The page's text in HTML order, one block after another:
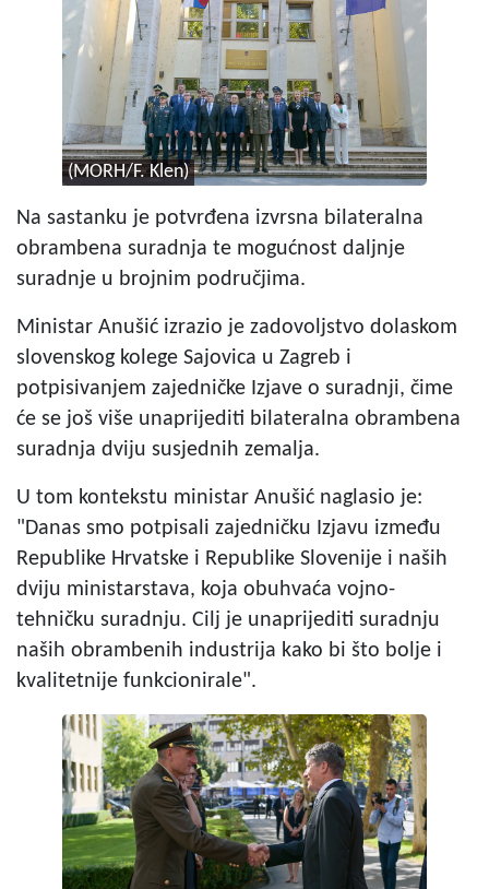
(MORH/F. Klen)
Na sastanku je potvrđena izvrsna bilateralna
obrambena suradnja te mogućnost daljnje
suradnje u brojnim područjima.
Ministar Anušić izrazio je zadovoljstvo dolaskom
slovenskog kolege Sajovica u Zagreb i
potpisivanjem zajedničke Izjave o suradnji, čime
će se još više unaprijediti bilateralna obrambena
suradnja dviju susjednih zemalja.
U tom kontekstu ministar Anušić naglasio je:
"Danas smo potpisali zajedničku Izjavu između
Republike Hrvatske i Republike Slovenije i naših
dviju ministarstava, koja obuhvaća vojno-
tehničku suradnju. Cilj je unaprijediti suradnju
naših obrambenih industrija kako bi što bolje i
kvalitetnije funkcionirale".